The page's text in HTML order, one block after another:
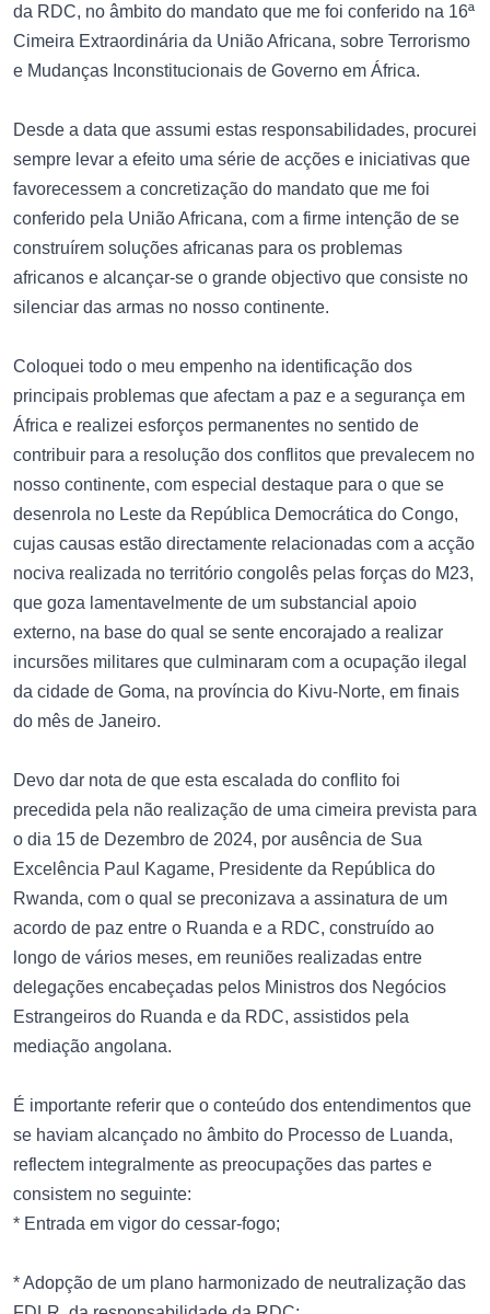
da RDC, no âmbito do mandato que me foi conferido na 16ª
Cimeira Extraordinária da União Africana, sobre Terrorismo
e Mudanças Inconstitucionais de Governo em África.
Desde a data que assumi estas responsabilidades, procurei
sempre levar a efeito uma série de acções e iniciativas que
favorecessem a concretização do mandato que me foi
conferido pela União Africana, com a firme intenção de se
construírem soluções africanas para os problemas
africanos e alcançar-se o grande objectivo que consiste no
silenciar das armas no nosso continente.
Coloquei todo o meu empenho na identificação dos
principais problemas que afectam a paz e a segurança em
África e realizei esforços permanentes no sentido de
contribuir para a resolução dos conflitos que prevalecem no
nosso continente, com especial destaque para o que se
desenrola no Leste da República Democrática do Congo,
cujas causas estão directamente relacionadas com a acção
nociva realizada no território congolês pelas forças do M23,
que goza lamentavelmente de um substancial apoio
externo, na base do qual se sente encorajado a realizar
incursões militares que culminaram com a ocupação ilegal
da cidade de Goma, na província do Kivu-Norte, em finais
do mês de Janeiro.
Devo dar nota de que esta escalada do conflito foi
precedida pela não realização de uma cimeira prevista para
o dia 15 de Dezembro de 2024, por ausência de Sua
Excelência Paul Kagame, Presidente da República do
Rwanda, com o qual se preconizava a assinatura de um
acordo de paz entre o Ruanda e a RDC, construído ao
longo de vários meses, em reuniões realizadas entre
delegações encabeçadas pelos Ministros dos Negócios
Estrangeiros do Ruanda e da RDC, assistidos pela
mediação angolana.
É importante referir que o conteúdo dos entendimentos que
se haviam alcançado no âmbito do Processo de Luanda,
reflectem integralmente as preocupações das partes e
consistem no seguinte:
* Entrada em vigor do cessar-fogo;
* Adopção de um plano harmonizado de neutralização das